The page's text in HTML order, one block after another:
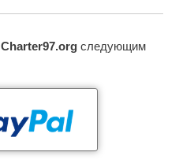
Charter97.org следующим